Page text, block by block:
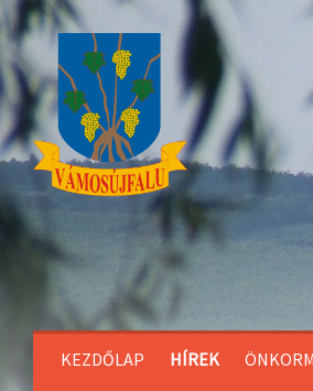
Skip
to
Content
KEZDŐLAP HÍREK